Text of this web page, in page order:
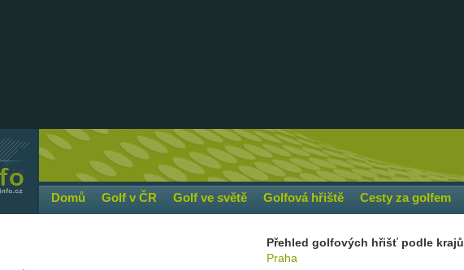
Domů Golf v ČR Golf ve světě Golfová hřiště Cesty za golfem
Přehled golfových hřišť podle krajů
Praha